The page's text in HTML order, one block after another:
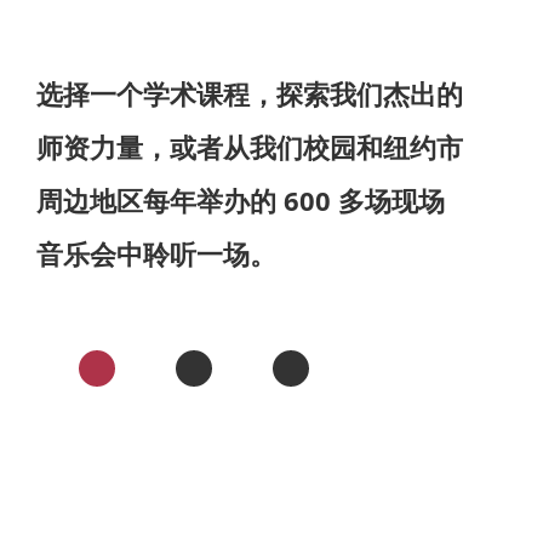
选择一个学术课程，探索我们杰出的
师资力量，或者从我们校园和纽约市
周边地区每年举办的 600 多场现场
音乐会中聆听一场。